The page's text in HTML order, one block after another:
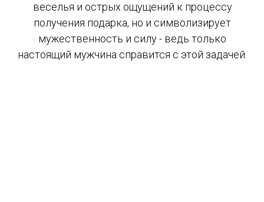
веселья и острых ощущений к процессу
получения подарка, но и символизирует
мужественность и силу - ведь только
настоящий мужчина справится с этой задачей.